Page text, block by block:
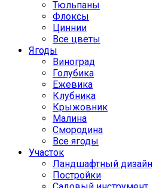
Тюльпаны
Флоксы
Циннии
Все цветы
Ягоды
Виноград
Голубика
Ежевика
Клубника
Крыжовник
Малина
Смородина
Все ягоды
Участок
Ландшафтный дизайн
Постройки